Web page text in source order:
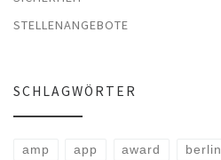
STELLENANGEBOTE
SCHLAGWÖRTER
amp app award berlin